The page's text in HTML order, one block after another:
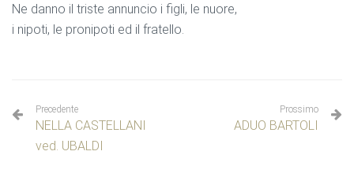
Ne danno il triste annuncio i figli, le nuore,
i nipoti, le pronipoti ed il fratello.
Precedente
NELLA CASTELLANI
ved. UBALDI
Prossimo
ADUO BARTOLI